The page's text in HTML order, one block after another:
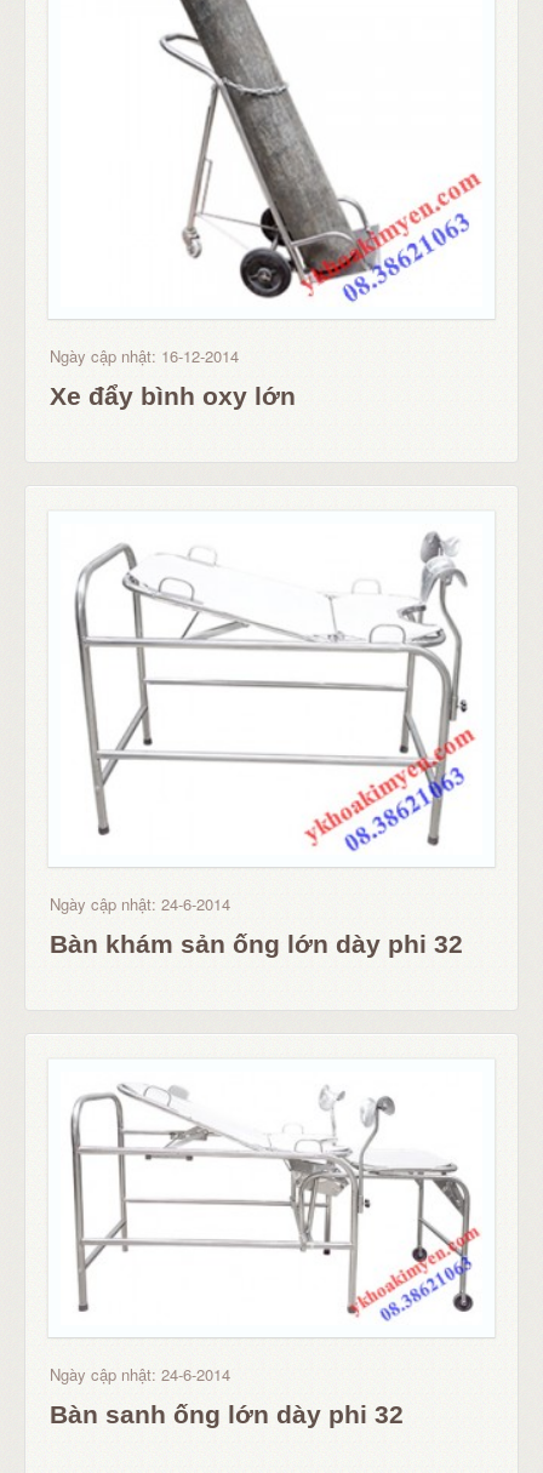
Ngày cập nhật: 16-12-2014
Xe đẩy bình oxy lớn
Ngày cập nhật: 24-6-2014
Bàn khám sản ống lớn dày phi 32
Ngày cập nhật: 24-6-2014
Bàn sanh ống lớn dày phi 32